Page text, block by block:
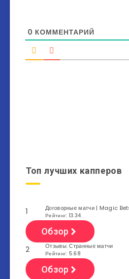
0 КОММЕНТАРИЙ
Топ лучших капперов
1 Договорные матчи | Magic
Рейтинг: 13.34
Обзор
2
Отзывы: Странные матчи
Рейтинг: 5.68
Обзор